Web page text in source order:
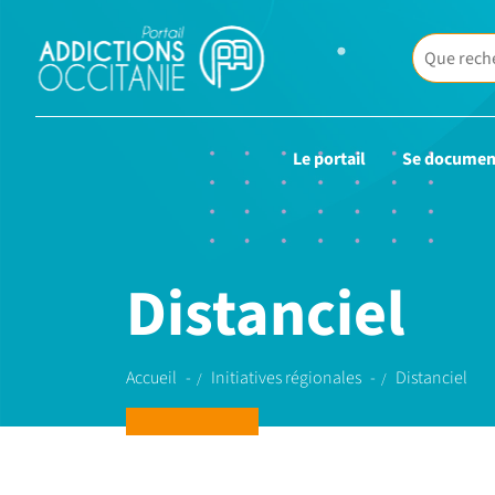
Le portail Se
Distanciel
Accueil Initiatives régionales Distanciel